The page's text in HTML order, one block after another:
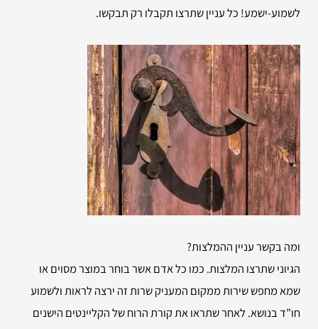
לשמוע-ישמע! כל עניין שתרצו תקבלו רק תבקשו.
ומה בקשר עניין ההמלצות?
הגיוני שתרצו המלצות. כמו כל אדם אשר בוחר במוצר מסוים או
שמא מחפש שירות ממקום המעניק שרות זה ירצה לראות ולשמוע
חו”ד בנושא. לאחר שתראו את קורת הרוח של הקליינטים הישנים